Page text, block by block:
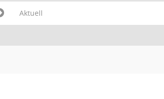
Aktuell